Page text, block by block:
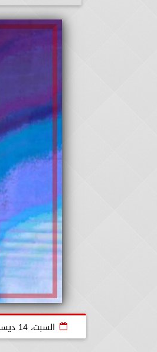
السبت، 14 ديسمبر 2024